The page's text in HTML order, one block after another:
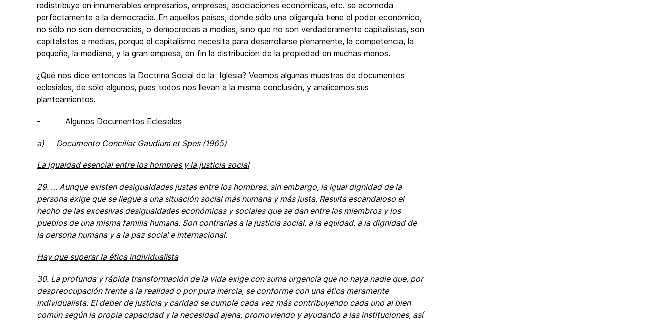
redistribuye en innumerables empresarios, empresas, asociaciones económicas, etc. se acomoda
perfectamente a la democracia. En aquellos países, donde sólo una oligarquía tiene el poder económico,
no sólo no son democracias, o democracias a medias, sino que no son verdaderamente capitalistas, son
capitalistas a medias, porque el capitalismo necesita para desarrollarse plenamente, la competencia, la
pequeña, la mediana, y la gran empresa, en fin la distribución de la propiedad en muchas manos.
¿Qué nos dice entonces la Doctrina Social de la Iglesia? Veamos algunas muestras de documentos
eclesiales, de sólo algunos, pues todos nos llevan a la misma conclusión, y analicemos sus
planteamientos.
- Algunos Documentos Eclesiales
a) Documento Conciliar Gaudium et Spes (1965)
La igualdad esencial entre los hombres y la justicia social
29. … Aunque existen desigualdades justas entre los hombres, sin embargo, la igual dignidad de la
persona exige que se llegue a una situación social más humana y más justa. Resulta escandaloso el
hecho de las excesivas desigualdades económicas y sociales que se dan entre los miembros y los
pueblos de una misma familia humana. Son contrarias a la justicia social, a la equidad, a la dignidad de
la persona humana y a la paz social e internacional.
Hay que superar la ética individualista
30. La profunda y rápida transformación de la vida exige con suma urgencia que no haya nadie que, por
despreocupación frente a la realidad o por pura inercia, se conforme con una ética meramente
individualista. El deber de justicia y caridad se cumple cada vez más contribuyendo cada uno al bien
común según la propia capacidad y la necesidad ajena, promoviendo y ayudando a las instituciones, así